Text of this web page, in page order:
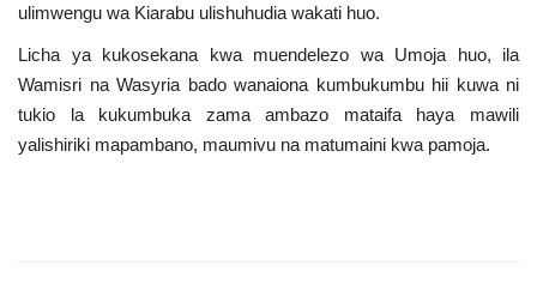
ulimwengu wa Kiarabu ulishuhudia wakati huo.
Licha ya kukosekana kwa muendelezo wa Umoja huo, ila
Wamisri na Wasyria bado wanaiona kumbukumbu hii kuwa ni
tukio la kukumbuka zama ambazo mataifa haya mawili
yalishiriki mapambano, maumivu na matumaini kwa pamoja.